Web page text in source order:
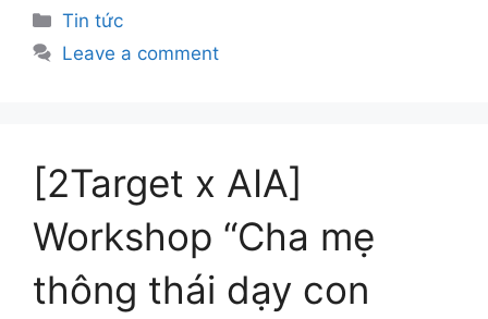
Tin tức
Leave a comment
[2Target x AIA]
Workshop “Cha mẹ
thông thái dạy con